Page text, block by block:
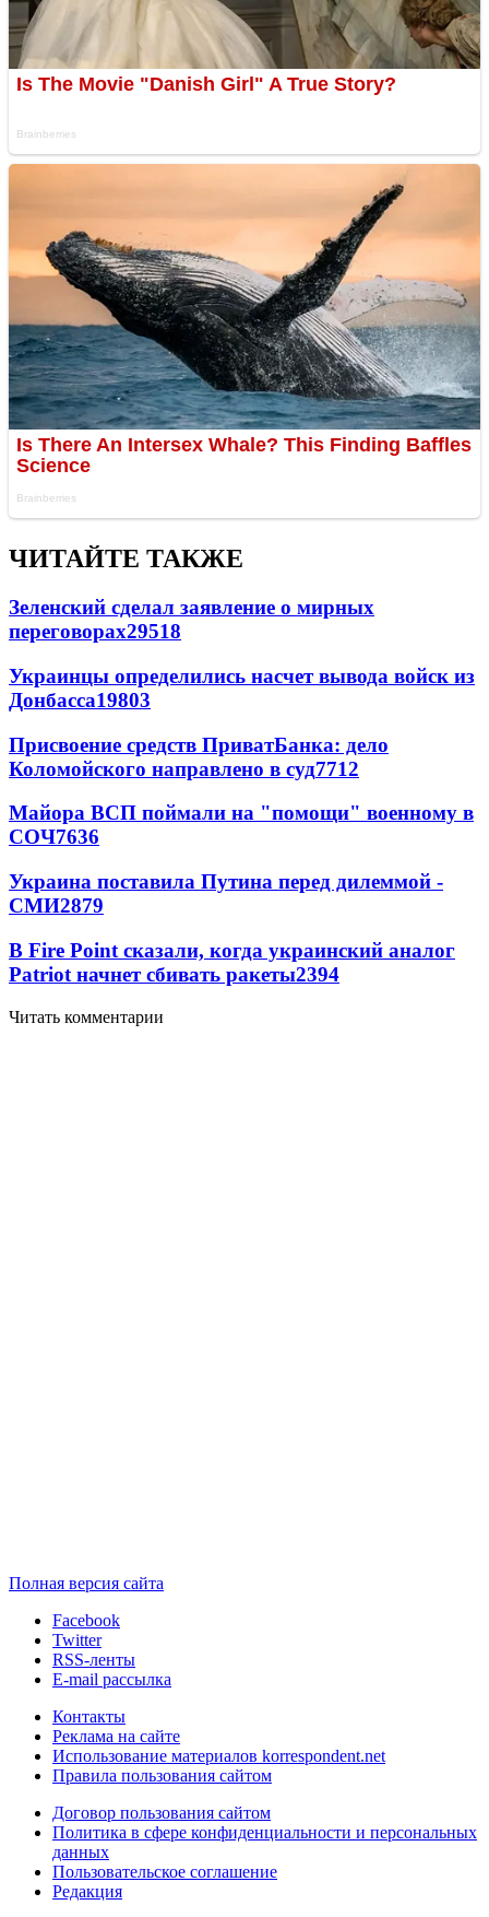
ЧИТАЙТЕ ТАКЖЕ
Зеленский сделал заявление о мирных
переговорах29518
Украинцы определились насчет вывода войск из
Донбасса19803
Присвоение средств ПриватБанка: дело
Коломойского направлено в суд7712
Майора ВСП поймали на "помощи" военному в
СОЧ7636
Украина поставила Путина перед дилеммой -
СМИ2879
В Fire Point сказали, когда украинский аналог
Patriot начнет сбивать ракеты2394
Читать комментарии
Полная версия сайта
Facebook
Twitter
RSS-ленты
E-mail рассылка
Контакты
Реклама на сайте
Использование материалов korrespondent.net
Правила пользования сайтом
Договор пользования сайтом
Политика в сфере конфиденциальности и персональных
данных
Пользовательское соглашение
Редакция